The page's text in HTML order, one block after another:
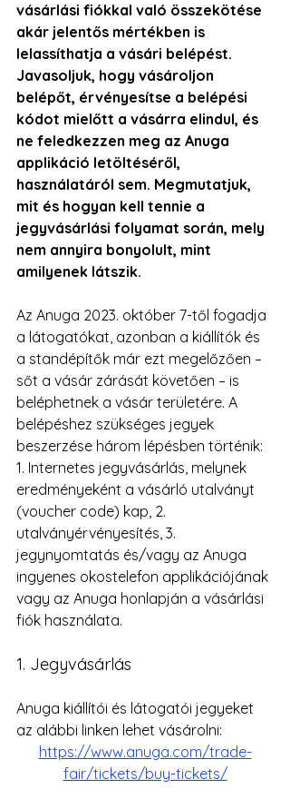
vásárlási fiókkal való összekötése
akár jelentős mértékben is
lelassíthatja a vásári belépést.
Javasoljuk, hogy vásároljon
belépőt, érvényesítse a belépési
kódot mielőtt a vásárra elindul, és
ne feledkezzen meg az Anuga
applikáció letöltéséről,
használatáról sem. Megmutatjuk,
mit és hogyan kell tennie a
jegyvásárlási folyamat során, mely
nem annyira bonyolult, mint
amilyenek látszik.
Az Anuga 2023. október 7-től fogadja
a látogatókat, azonban a kiállítók és
a standépítők már ezt megelőzően –
sőt a vásár zárását követően – is
beléphetnek a vásár területére. A
belépéshez szükséges jegyek
beszerzése három lépésben történik:
1. Internetes jegyvásárlás, melynek
eredményeként a vásárló utalványt
(voucher code) kap, 2.
utalványérvényesítés, 3.
jegynyomtatás és/vagy az Anuga
ingyenes okostelefon applikációjának
vagy az Anuga honlapján a vásárlási
fiók használata.
1. Jegyvásárlás
Anuga kiállítói és látogatói jegyeket
az alábbi linken lehet vásárolni:
https://www.anuga.com/trade-
fair/tickets/buy-tickets/